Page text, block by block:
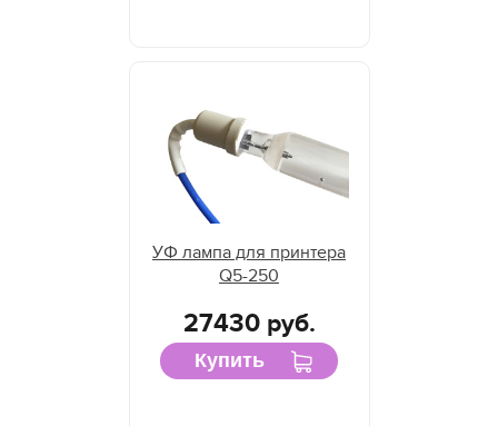
УФ лампа для принтера
Q5-250
27430 руб.
Купить